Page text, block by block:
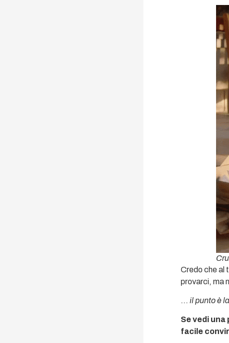
Credo che al
provarci, ma
… il punto è
Se vedi
facile